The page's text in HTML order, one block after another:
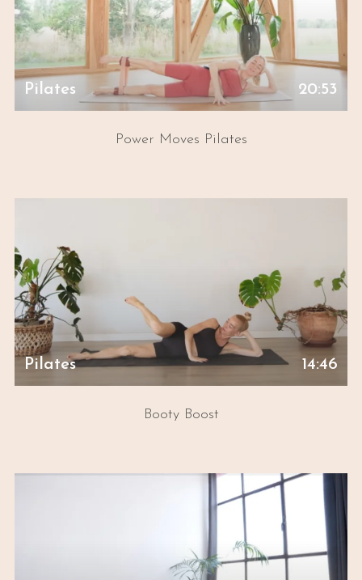
Pilates 20:53
Power Moves Pilates
Pilates 14:46
Booty Boost